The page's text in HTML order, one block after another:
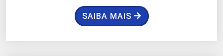
SAIBA MAIS